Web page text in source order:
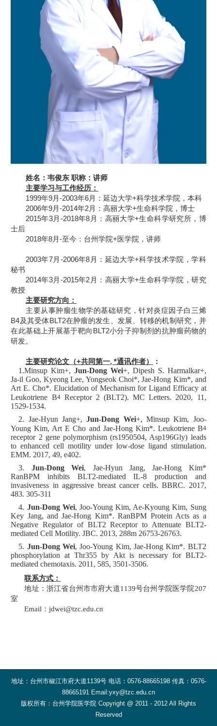
姓名：韦俊东 职称：讲师
主要学习与工作经历：
1999年9月-2003年6月：延边大学+科学技术学院，本科
2006年9月-2014年2月：高丽大学+生命科学院，博士
2015年3月 -2018年8 月：高丽大学+生命科学研究所，博
士后
2018年8月-至今：台州学院+医学院，讲师
2003年7月 -2006年8 月：延边大学+科学技术学院，学科
秘书
2014年3月 -2015年2 月：高丽大学+生命科学学院，研究
教授
主要研究方向：
主要从事肿瘤生物学的基础研究，针对炎症因子白三烯
B4及其受体BLT2在肿瘤的发生、发展、转移的机制研究，并
在此基础上开展基于靶向 BLT2小分子抑制剂的抗肿瘤药物的
研发。
主要研究论文（+共同第一, *通讯作者）
：
1.Minsup Kim+,Jun-Dong Wei+, Dipesh S. Harmalkar+,
Ja-il Goo, Kyeong Lee, Yongseok Choi*, Jae-Hong Kim*, and
Art E. Cho*. Elucidation of Mechanism for Ligand Efficacy at
Leukotriene B4Receptor 2 (BLT2). MC Letters. 2020, 11,
1529-1534.
2. Jae-Hyun Jang+,Jun-Dong Wei+, Minsup Kim, Joo-
Young Kim, Art E Cho and Jae-Hong Kim*. Leukotriene B4
receptor 2 gene polymorphism (rs1950504, Asp196Gly) leads
to enhanced cell motility under low-dose ligand stimulation.
EMM. 2017, 49, e402.
3. Jun-Dong Wei, Jae-Hyun Jang, Jae-Hong Kim*
RanBPM inhibits BLT2-mediated IL-8 production and
invasiveness in aggressive breast cancer cells. BBRC. 2017,
483. 305-311
4. Jun-Dong Wei, Joo-Young Kim, Ae-Kyoung Kim, Sung
Key Jang, and Jae-Hong Kim*. RanBPM Protein Acts as a
Negative Regulator of BLT2 Receptor to Attenuate BLT2-
mediated Cell Motility. JBC. 2013, 288m 26753-26763.
5. Jun-Dong Wei, Joo-Young Kim, Jae-Hong Kim*. BLT2
phosphorylation at Thr355 by Akt is necessary for BLT2-
mediated chemotaxis. 2011, 585, 3501-3506.
联系方式：
地址：浙江省台州市市府大道1139号台州学院医学院207
室
Email ：jdwei@tzc.edu.cn
地址：台州市椒江市府大道1139号 电话：0576-88665198 传真：0576-
88665191 Email:yxy@tzc.edu.cn
版权所有：台州学院医学院 Copyright @ 2011 - 2012 All Rights
Reserved